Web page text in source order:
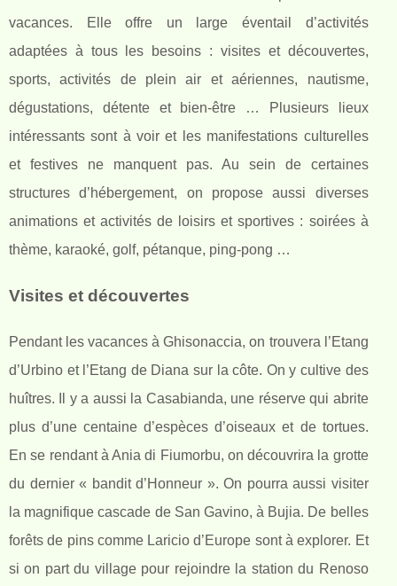
vacances. Elle offre un large éventail d’activités
adaptées à tous les besoins : visites et découvertes,
sports, activités de plein air et aériennes, nautisme,
dégustations, détente et bien-être … Plusieurs lieux
intéressants sont à voir et les manifestations culturelles
et festives ne manquent pas. Au sein de certaines
structures d’hébergement, on propose aussi diverses
animations et activités de loisirs et sportives : soirées à
thème, karaoké, golf, pétanque, ping-pong …
Visites et découvertes
Pendant les vacances à Ghisonaccia, on trouvera l’Etang
d’Urbino et l’Etang de Diana sur la côte. On y cultive des
huîtres. Il y a aussi la Casabianda, une réserve qui abrite
plus d’une centaine d’espèces d’oiseaux et de tortues.
En se rendant à Ania di Fiumorbu, on découvrira la grotte
du dernier « bandit d’Honneur ». On pourra aussi visiter
la magnifique cascade de San Gavino, à Bujia. De belles
forêts de pins comme Laricio d’Europe sont à explorer. Et
si on part du village pour rejoindre la station du Renoso